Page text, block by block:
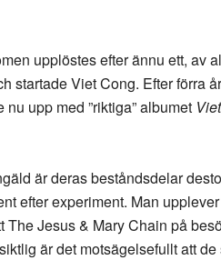
upplöstes efter ännu ett, av
startade Viet Cong. Efter förra
upp med ”riktiga” albumet
är deras beståndsdelar
efter experiment. Man
Jesus & Mary Chain på
är det motsägelsefullt att